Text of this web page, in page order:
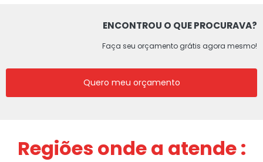
ENCONTROU O QUE PROCURAVA?
Faça seu orçamento grátis agora mesmo!
Quero meu orçamento
Regiões onde a atende :